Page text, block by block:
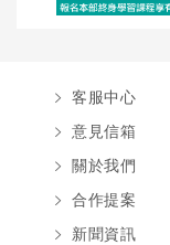
客服中心
意見信箱
關於我們
合作提案
新聞資訊